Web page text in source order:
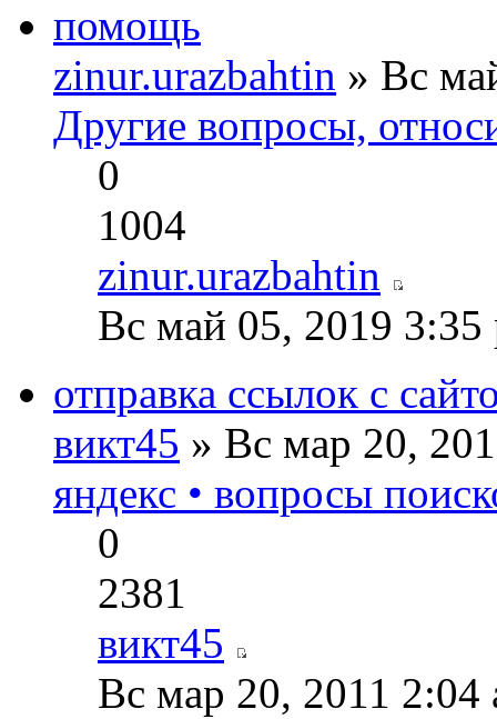
помощь
zinur.urazbahtin » Вс
Другие вопросы,
0
1004
zinur.urazbahtin
Вс май 05, 2019 3:35
отправка ссылок с
викт45 » Вс мар 20,
яндекс • вопросы
0
2381
викт45
Вс мар 20, 2011 2:04